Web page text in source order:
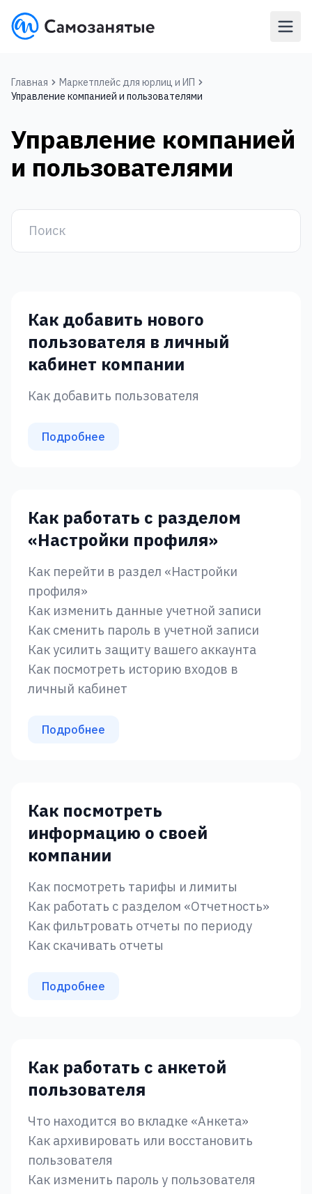
Главная
Маркетплейс для юрлиц и ИП‎
Управление компанией и пользователями
Управление компанией
и пользователями
Как добавить нового
пользователя в личный
кабинет компании
Как добавить пользователя
Подробнее
Как работать с разделом
«‎Настройки профиля»‎
Как перейти в раздел «‎Настройки
профиля»
Как изменить данные учетной записи
Как сменить пароль в учетной записи
Как усилить защиту вашего аккаунта
Как посмотреть историю входов в
личный кабинет
Подробнее
Как посмотреть
информацию о своей
компании
Как посмотреть тарифы и лимиты
Как работать с разделом «Отчетность‎»
Как фильтровать отчеты по периоду
Как скачивать отчеты
Подробнее
Как работать с анкетой
пользователя
Что находится во вкладке «‎Анкета»
Как архивировать или восстановить
пользователя
Как изменить пароль у пользователя